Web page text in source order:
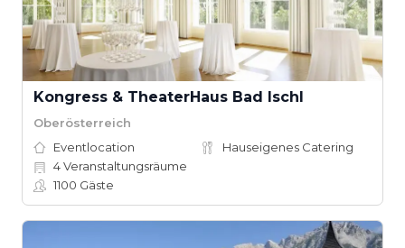
Kongress & TheaterHaus Bad Ischl
Oberösterreich
Eventlocation
Hauseigenes Catering
4Veranstaltungsräume
1100 Gäste